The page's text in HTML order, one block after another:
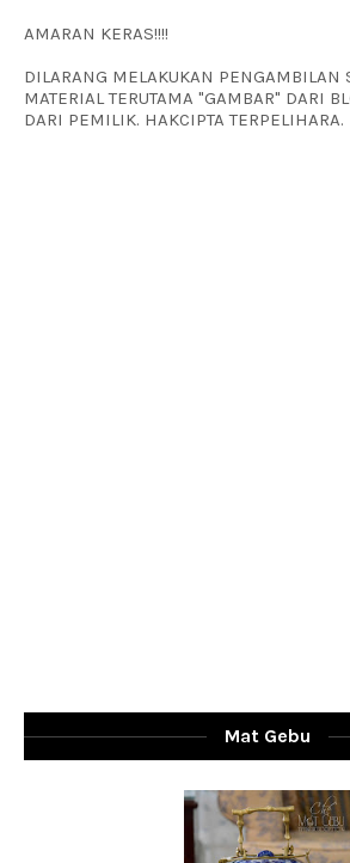
AMARAN KERAS!!!!
DILARANG MELAKUKAN PENGAMBILAN
MATERIAL TERUTAMA "GAMBAR" DARI
DARI PEMILIK. HAKCIPTA TERPELIHARA.
Mat Gebu